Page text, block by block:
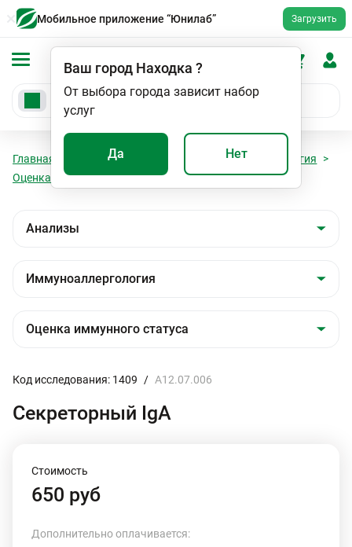
Мобильное приложение “Юнилаб” Загрузить
Ваш город Находка ?
От выбора города зависит набор
услуг
Да Нет
Главная Анализы
Иммуноаллергология
Оценка иммунного статуса
Секреторный IgA
Код исследования: 1409 / A12.07.006
Секреторный IgA
Стоимость
650 руб
Дополнительно оплачивается: